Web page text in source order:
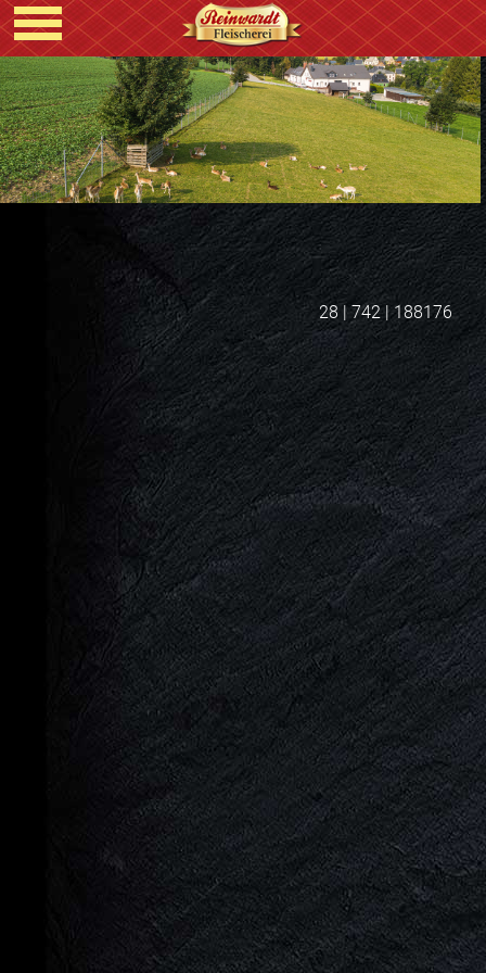
28 | 742 | 188176